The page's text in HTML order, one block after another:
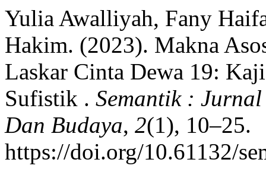
Yulia Awalliyah, Fany
Hakim. (2023). Makna
Laskar Cinta Dewa 19:
Sufistik . Semantik :
Dan Budaya, 2(1), 10–25.
https://doi.org/10.61132/